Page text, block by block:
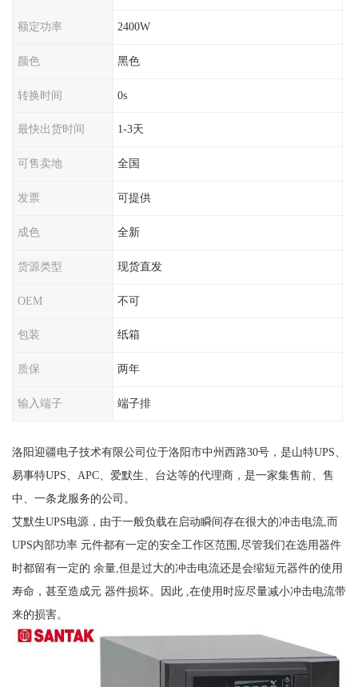
额定功率 2400W
颜色 黑色
转换时间 0s
最快出货时间 1-3天
可售卖地 全国
发票 可提供
成色 全新
货源类型 现货直发
OEM 不可
包装 纸箱
质保 两年
输入端子 端子排
洛阳迎疆电子技术有限公司位于洛阳市中州西路30号，是山特UPS、
易事特UPS、APC、爱默生、台达等的代理商，是一家集售前、售
中、一条龙服务的公司。
艾默生UPS电源，由于一般负载在启动瞬间存在很大的冲击电流,而
UPS内部功率 元件都有一定的安全工作区范围,尽管我们在选用器件
时都留有一定的 余量,但是过大的冲击电流还是会缩短元器件的使用
寿命，甚至造成元 器件损坏。因此 ,在使用时应尽量减小冲击电流带
来的损害。